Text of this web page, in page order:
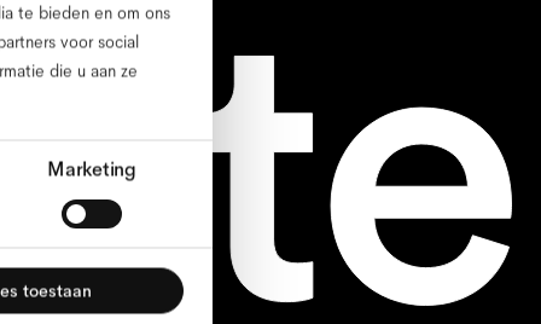
te bieden en om ons
voor social
die u aan ze
Marketing
toestaan